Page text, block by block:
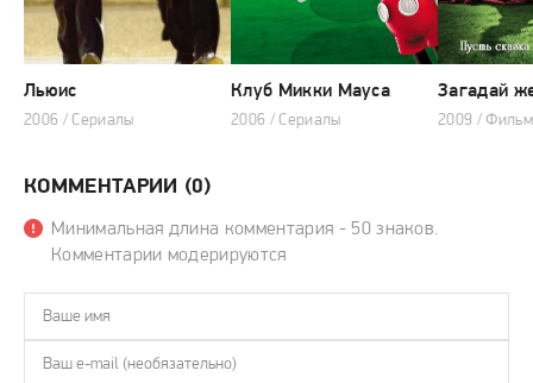
Льюис
2006 / Сериалы
Клуб Микки Мауса
2006 / Сериалы
Загадай
2009 /
КОММЕНТАРИИ (0)
Минимальная длина комментария - 50 знаков.
Комментарии модерируются